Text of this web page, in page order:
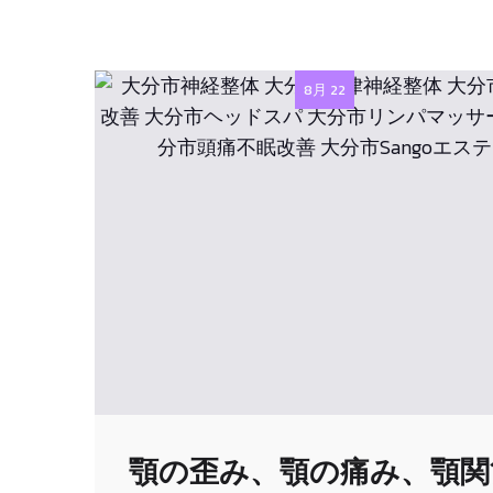
8月 22
顎の歪み、顎の痛み、顎